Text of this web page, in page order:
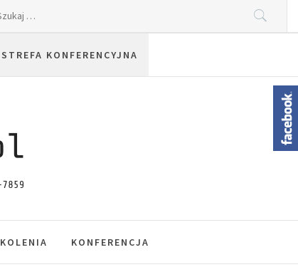
STREFA KONFERENCYJNA
KONFERENCJA